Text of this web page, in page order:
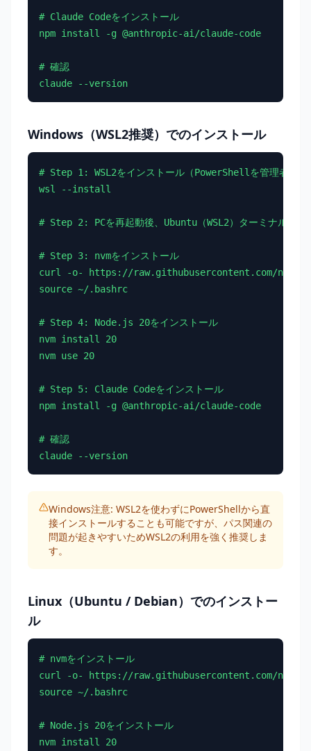
# Claude Codeをインストール
npm install -g @anthropic-ai/claude-code
# 確認
claude --version
Windows（WSL2推奨）でのインストール
# Step 1: WSL2をインストール（PowerShellを管理者権限
wsl --install
# Step 2: PCを再起動後、Ubuntu（WSL2）ターミナルを開
# Step 3: nvmをインストール
curl -o- https://raw.githubusercontent.com/nvm-
source ~/.bashrc
# Step 4: Node.js 20をインストール
nvm install 20
nvm use 20
# Step 5: Claude Codeをインストール
npm install -g @anthropic-ai/claude-code
# 確認
claude --version
Windows注意: WSL2を使わずにPowerShellから直
接インストールすることも可能ですが、パス関連の
問題が起きやすいためWSL2の利用を強く推奨しま
す。
Linux（Ubuntu / Debian）でのインストー
ル
# nvmをインストール
curl -o- https://raw.githubusercontent.com/nvm-
source ~/.bashrc
# Node.js 20をインストール
nvm install 20